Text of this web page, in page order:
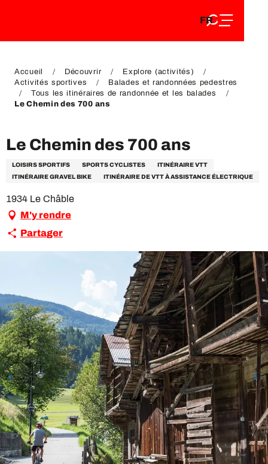
DE
FR
EN
Accueil Découvrir
Explore (activités)
Activités sportives
Balades et randonnées pedestres
Tous les itinéraires de randonnée et les balades
Le Chemin des 700 ans
Le Chemin des 700 ans
LOISIRS SPORTIFS SPORTS CYCLISTES
ITINÉRAIRE VTT
ITINÉRAIRE GRAVEL BIKE
ITINÉRAIRE DE VTT À ASSISTANCE ÉLECTRIQUE
1934 Le Châble
M'y rendre
Partager